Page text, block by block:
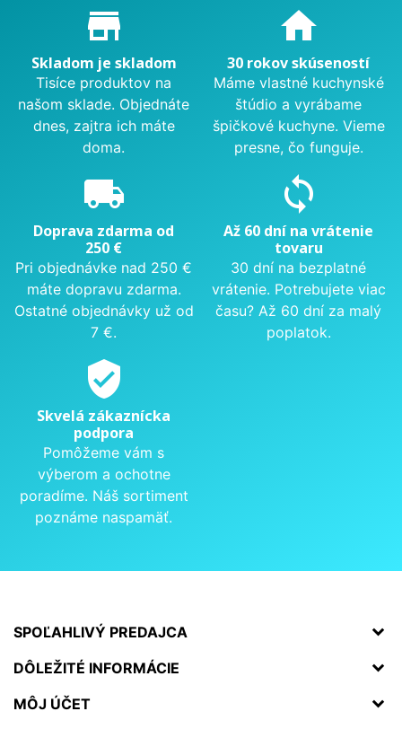
Proč nakupovat u nás?
store_mall_directory
Skladom je skladom
Tisíce produktov na
našom sklade. Objednáte
dnes, zajtra ich máte
doma.
home
30 rokov skúseností
Máme vlastné kuchynské
štúdio a vyrábame
špičkové kuchyne. Vieme
presne, čo funguje.
local_shipping
Doprava zdarma od
250 €
Pri objednávke nad 250 €
máte dopravu zdarma.
Ostatné objednávky už od
7 €.
sync
Až 60 dní na vrátenie
tovaru
30 dní na bezplatné
vrátenie. Potrebujete viac
času? Až 60 dní za malý
poplatok.
verified_user
Skvelá zákaznícka
podpora
Pomôžeme vám s
výberom a ochotne
poradíme. Náš sortiment
poznáme naspamäť.
SPOĽAHLIVÝ PREDAJCA
DÔLEŽITÉ INFORMÁCIE
MÔJ ÚČET